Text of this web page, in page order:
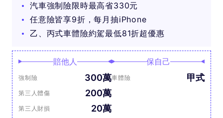
汽車強制險限時最高省330元
任意險皆享9折，每月抽iPhone
乙、丙式車體險約駕最低81折超優惠
賠他人
強制險 300萬
第三人體傷 200萬
第三人財損 20萬
保自己
車體險 甲式